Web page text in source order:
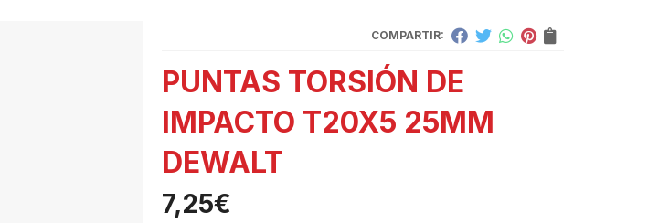
COMPARTIR:
PUNTAS TORSIÓN DE
IMPACTO T20X5 25MM
DEWALT
7,25€